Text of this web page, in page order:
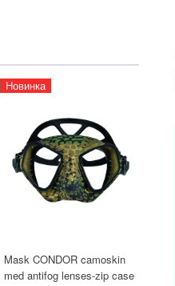
Новинка
Mask CONDOR camoskin
med antifog lenses-zip case